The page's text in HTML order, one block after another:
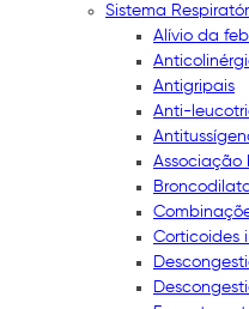
Sistema
Alívio da
Antigripais
Anti-
Associação
Corticoides